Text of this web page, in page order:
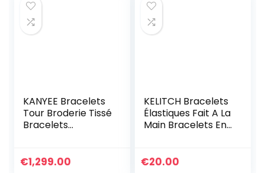
KANYEE Bracelets
Tour Broderie Tissé
Bracelets
Charm D’amitié
€1,299.00
KELITCH Bracelets
Élastiques Fait A La
Main Bracelets En
Ligne Spécial Pour
€20.00